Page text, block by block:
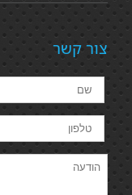
צור קשר